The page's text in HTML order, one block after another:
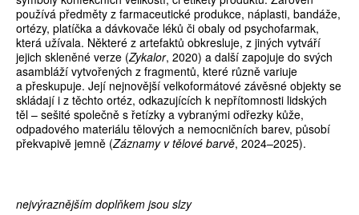
používá předměty z farmaceutické produkce, náplasti, bandáže,
ortézy, platíčka a dávkovače léků či obaly od psychofarmak,
která užívala. Některé z artefaktů obkresluje, z jiných vytváří
jejich skleněné verze (Zykalor, 2020) a další zapojuje do svých
asambláží vytvořených z fragmentů, které různě variuje
a přeskupuje. Její nejnovější velkoformátové závěsné objekty se
skládají i z těchto ortéz, odkazujících k nepřítomnosti lidských
těl – sešité společně s řetízky a vybranými odřezky kůže,
odpadového materiálu tělových a nemocničních barev, působí
překvapivě jemně (Záznamy v tělové barvě, 2024–2025).
nejvýraznějším doplňkem jsou slzy